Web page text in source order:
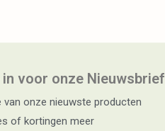
voor onze Nieuwsbrief​
onze nieuwste producten
of kortingen meer